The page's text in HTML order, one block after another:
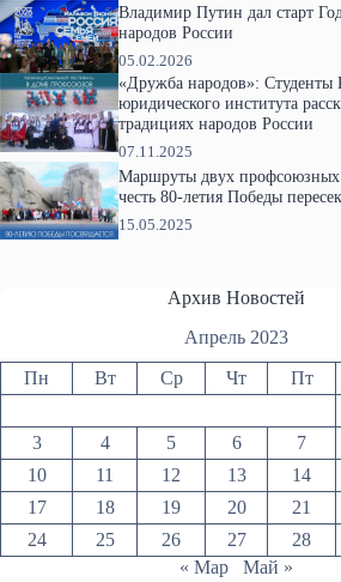
Владимир Путин дал старт
народов России
05.02.2026
«Дружба народов»: Студенты
юридического института
традициях народов России
07.11.2025
Маршруты двух профсоюзных
честь 80-летия Победы
15.05.2025
Архив Новостей
Апрель 2023
Пн Вт Ср Чт Пт
3
4 5 6 7
10
11 12 13 14
17
18 19 20 21
24
25 26 27 28
« Мар
Май »